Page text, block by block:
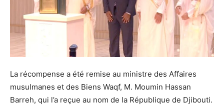
La récompense a été remise au ministre des Affaires
musulmanes et des Biens Waqf, M. Moumin Hassan
Barreh, qui l’a reçue au nom de la République de Djibouti.